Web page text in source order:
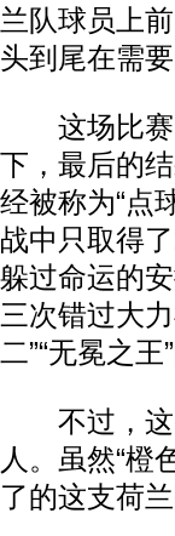
兰队球员上
头到尾在需
这场比赛
下，最后的
经被称为“点
战中只取得
躲过命运的
三次错过大
二”“无冕之王
不过，这
人。虽然“橙
了的这支荷